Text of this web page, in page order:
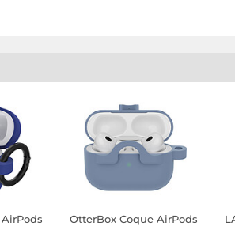
OtterBox Coque AirPods